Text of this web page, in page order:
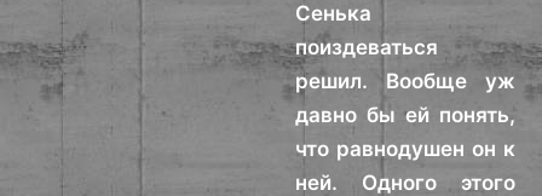
Сенька
поиздеваться
решил. Вообще уж
давно бы ей понять,
что равнодушен он к
ней. Одного этого